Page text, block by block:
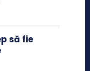
să fie